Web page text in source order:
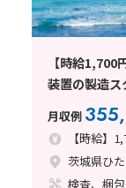
【時給
装置の製造ス
月収例
【時給】
茨城県ひ
検査、梱